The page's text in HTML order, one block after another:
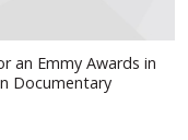
an Emmy Awards in
Documentary